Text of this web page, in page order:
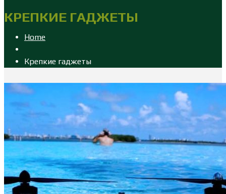
КРЕПКИЕ ГАДЖЕТЫ
Home
Крепкие гаджеты